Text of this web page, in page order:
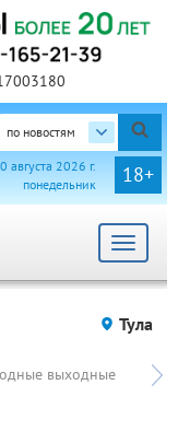
по новостям
18+
августа 2026 г.
понедельник
Toggle
Тула
выходные